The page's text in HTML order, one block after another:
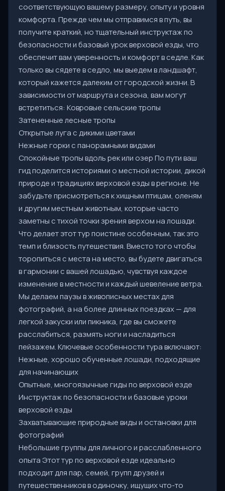
соответствующую вашему размеру, опыту и уровня
комфорта. Прежде чем мы отправимся в путь, вы
получите краткий, но тщательный инструктаж по
безопасности и базовый урок верховой езды, что
обеспечит вам уверенность и комфорт в седле. Как
только вы сядете в седло, мы выедем в ландшафт,
который кажется далеким от городской жизни. В
зависимости от маршрута и сезона, вам могут
встретиться: Ковровые сельские тропы
Затененные лесные тропы
Открытые луга с дикими цветами
Нежные горки с панорамными видами
Спокойные тропы вдоль рек или озер По пути ваш
гид поделится историями о местной истории, дикой
природе и традициях верховой езды в регионе. Не
забудьте присмотреться к хищным птицам, оленям
и другим местным животным, которые часто
заметны с тихой точки зрения верхом на лошади.
Что делает этот тур поистине особенным, так это
темп и близость путешествия. Вместо того чтобы
торопиться с места на место, вы будете двигаться
в гармонии с вашей лошадью, чувствуя каждое
изменение в местности и каждый шевеление ветра.
Мы делаем паузы в живописных местах для
фотографий, а на более длинных поездках — для
легкой закуски или пикника, где вы сможете
расслабиться, размять ноги и насладиться
пейзажем. Ключевые особенности тура включают:
Нежные, хорошо обученные лошади, подходящие
для начинающих
Опытные, многоязычные гиды по верховой езде
Инструктаж по безопасности и базовые уроки
верховой езды
Захватывающие природные виды и остановки для
фотографий
Небольшие группы для личного и расслабленного
опыта Этот тур по верховой езде идеально
подходит для пар, семей, групп друзей и
путешественников в одиночку, ищущих что-то